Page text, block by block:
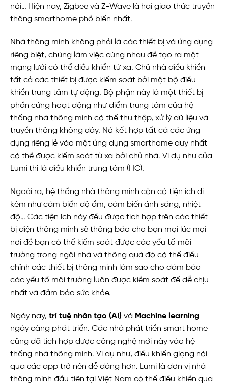
nói… Hiện nay, Zigbee và Z-Wave là hai giao thức truyền
thông smarthome phổ biến nhất.
Nhà thông minh không phải là các thiết bị và ứng dụng
riêng biệt, chúng làm việc cùng nhau để tạo ra một
mạng lưới có thể điều khiển từ xa. Chủ nhà điều khiển
tất cả các thiết bị được kiểm soát bởi một bộ điều
khiển trung tâm tự động. Bộ phận này là một thiết bị
phần cứng hoạt động như điểm trung tâm của hệ
thống nhà thông minh có thể thu thập, xử lý dữ liệu và
truyền thông không dây. Nó kết hợp tất cả các ứng
dụng riêng lẻ vào một ứng dụng smarthome duy nhất
có thể được kiểm soát từ xa bởi chủ nhà. Ví dụ như của
Lumi thì là điều khiển trung tâm (HC).
Ngoài ra, hệ thống nhà thông minh còn có tiện ích đi
kèm như cảm biến độ ẩm, cảm biến ánh sáng, nhiệt
độ… Các tiện ích này đều được tích hợp trên các thiết
bị điện thông minh sẽ thông báo cho bạn mọi lúc mọi
nơi để bạn có thể kiểm soát được các yếu tố môi
trường trong ngôi nhà và thông quá đó có thể điều
chỉnh các thiết bị thông minh làm sao cho đảm bảo
các yếu tố môi trường luôn được kiểm soát để dễ chịu
nhất và đảm bảo sức khỏe.
Ngày nay, trí tuệ nhân tạo (AI) và Machine learning
ngày càng phát triển. Các nhà phát triển smart home
cũng đã tích hợp được công nghệ mới này vào hệ
thống nhà thông minh. Ví dụ như, điều khiển giọng nói
qua các app trở nên dễ dàng hơn. Lumi là đơn vị nhà
thông minh đầu tiên tại Việt Nam có thể điều khiển qua